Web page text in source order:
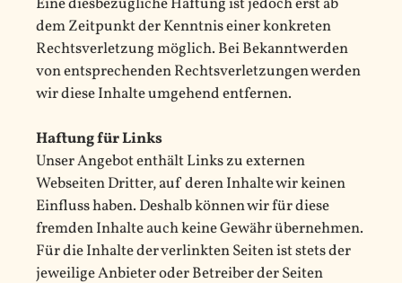
dem Zeitpunkt der Kenntnis einer konkreten
Rechtsverletzung möglich. Bei Bekanntwerden
von entsprechenden Rechtsverletzungen werden
wir diese Inhalte umgehend entfernen.
Haftung für Links
Unser Angebot enthält Links zu externen
Webseiten Dritter, auf deren Inhalte wir keinen
Einfluss haben. Deshalb können wir für diese
fremden Inhalte auch keine Gewähr übernehmen.
Für die Inhalte der verlinkten Seiten ist stets der
jeweilige Anbieter oder Betreiber der Seiten